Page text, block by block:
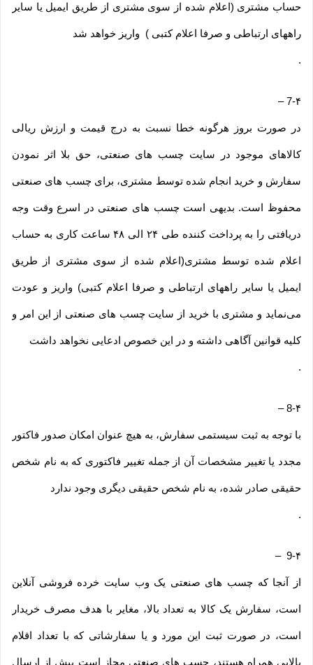
حساب مشتری (اعلام شده از سوی مشتری از طریق ایمیل یا سایر
راههای ارتباطی و صرفا اعلام کتبی ) واریز خواهد شد
.
7-۴–
در صورت بروز هرگونه خطا نسبت به درج قیمت و ارزش ریالی
کالاهای موجود در سایت چسب های صنعتی، حق بلا اثر نمودن
سفارش و خرید انجام شده توسط مشتری، برای چسب های صنعتی
محفوظ است. بدیهی است چسب های صنعتی در اسرع وقت وجه
دریافتی را به پرداخت کننده طی ۲۴ الی ۴۸ ساعت کاری به حساب
اعلام شده توسط مشتری(اعلام شده از سوی مشتری از طریق
ایمیل یا سایر راههای ارتباطی و صرفا اعلام کتبی) واریز و عودت
می‌نماید و مشتری با خرید از سایت چسب های صنعتی از این امر و
کلیه قوانین آگاهی داشته و در این خصوص ادعایی نخواهد داشت
.
8-۴–
با توجه به ثبت سیستمی سفارش، به هیچ عنوان امکان صدور فاکتور
مجدد یا تغییر مشخصات آن از جمله تغییر فاکتوری که به نام شخص
حقیقی صادر شده، به نام شخص حقیقی دیگری وجود ندارد
.
9-۴ –
از آنجا که چسب های صنعتی یک وب ‌سایت خرده‌ فروشی آنلاین
است، سفارش یک کالا به تعداد بالا، مغایر با هدف مصرف خریدار
است، در صورت ثبت این مورد و یا سفارشاتی که با تعداد اقلام
بالایی همراه هستند، چسب های صنعتی مجاز است پیش از ارسال